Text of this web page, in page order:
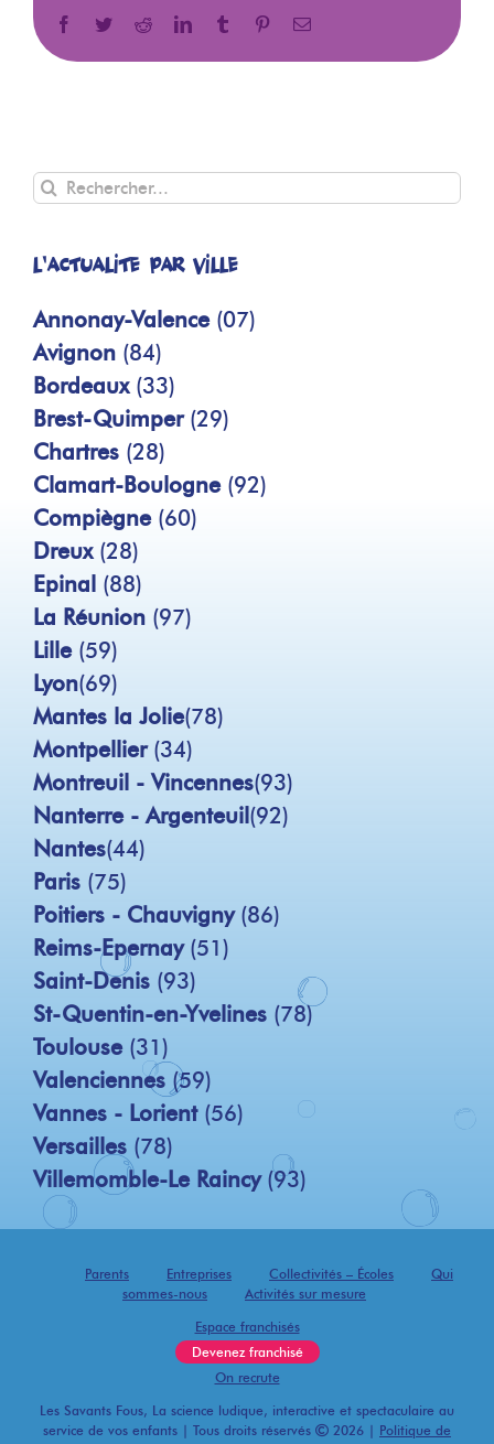
Facebook
TwitterRedditLinkedInTumblr PinterestEmail
Rechercher
L'actualité par ville
Annonay-Valence (07)
Avignon (84)
Bordeaux (33)
Brest-Quimper (29)
Chartres (28)
Clamart-Boulogne (92)
Compiègne (60)
Dreux (28)
Epinal (88)
La Réunion (97)
Lille (59)
Lyon(69)
Mantes la Jolie(78)
Montpellier (34)
Montreuil - Vincennes(93)
Nanterre - Argenteuil (92)
Nantes(44)
Paris (75)
Poitiers - Chauvigny (86)
Reims-Epernay (51)
Saint-Denis (93)
St-Quentin-en-Yvelines (78)
Toulouse (31)
Valenciennes (59)
Vannes - Lorient (56)
Versailles (78)
Villemomble-Le Raincy (93)
Parents Entreprises Collectivités – Écoles
Qui
sommes-nous
Activités sur mesure
Espace franchisés
Devenez franchisé
On recrute
Les Savants Fous, La science ludique, interactive et spectaculaire au
service de vos enfants | Tous droits réservés
2026 | Politique de